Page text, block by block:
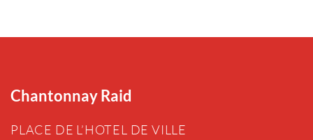
Chantonnay Raid
PLACE DE L’HOTEL DE VILLE